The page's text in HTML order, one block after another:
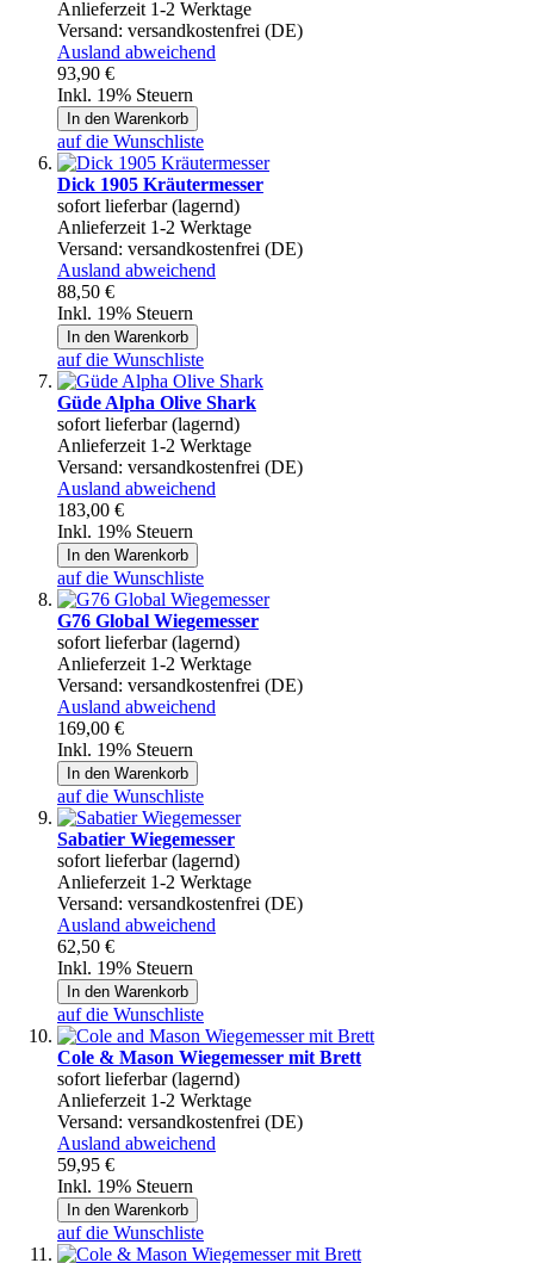
Anlieferzeit 1-2 Werktage
Versand: versandkostenfrei (DE)
Ausland abweichend
93,90 €
Inkl. 19% Steuern
In den Warenkorb
auf die Wunschliste
Dick 1905 Kräutermesser
sofort lieferbar (lagernd)
Anlieferzeit 1-2 Werktage
Versand: versandkostenfrei (DE)
Ausland abweichend
88,50 €
Inkl. 19% Steuern
In den Warenkorb
auf die Wunschliste
Güde Alpha Olive Shark
sofort lieferbar (lagernd)
Anlieferzeit 1-2 Werktage
Versand: versandkostenfrei (DE)
Ausland abweichend
183,00 €
Inkl. 19% Steuern
In den Warenkorb
auf die Wunschliste
G76 Global Wiegemesser
sofort lieferbar (lagernd)
Anlieferzeit 1-2 Werktage
Versand: versandkostenfrei (DE)
Ausland abweichend
169,00 €
Inkl. 19% Steuern
In den Warenkorb
auf die Wunschliste
Sabatier Wiegemesser
sofort lieferbar (lagernd)
Anlieferzeit 1-2 Werktage
Versand: versandkostenfrei (DE)
Ausland abweichend
62,50 €
Inkl. 19% Steuern
In den Warenkorb
auf die Wunschliste
Cole & Mason Wiegemesser mit Brett
sofort lieferbar (lagernd)
Anlieferzeit 1-2 Werktage
Versand: versandkostenfrei (DE)
Ausland abweichend
59,95 €
Inkl. 19% Steuern
In den Warenkorb
auf die Wunschliste